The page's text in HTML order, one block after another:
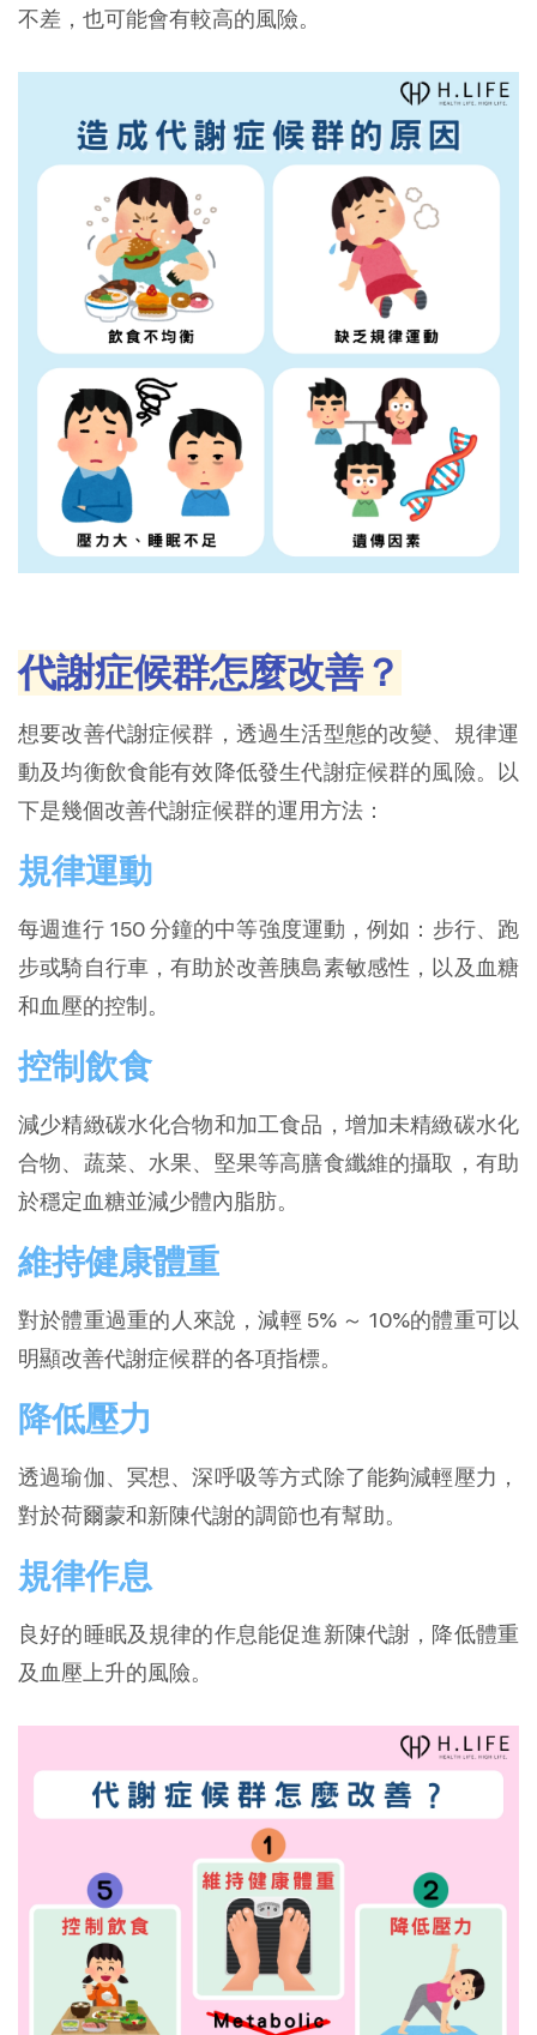
不差，也可能會有較高的風險。
代謝症候群怎麼改善？
想要改善代謝症候群，透過生活型態的改變、規律運
動及均衡飲食能有效降低發生代謝症候群的風險。以
下是幾個改善代謝症候群的運用方法：
規律運動
每週進行 150 分鐘的中等強度運動，例如：步行、跑
步或騎自行車，有助於改善胰島素敏感性，以及血糖
和血壓的控制。
控制飲食
減少精緻碳水化合物和加工食品，增加未精緻碳水化
合物、蔬菜、水果、堅果等高膳食纖維的攝取，有助
於穩定血糖並減少體內脂肪。
維持健康體重
對於體重過重的人來說，減輕 5% ～ 10%的體重可以
明顯改善代謝症候群的各項指標。
降低壓力
透過瑜伽、冥想、深呼吸等方式除了能夠減輕壓力，
對於荷爾蒙和新陳代謝的調節也有幫助。
規律作息
良好的睡眠及規律的作息能促進新陳代謝，降低體重
及血壓上升的風險。